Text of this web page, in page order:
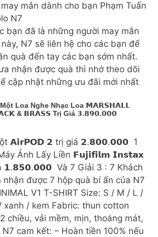
mắn dành cho bạn Phạm Tuấn
N7
bạn đã là những người may mắn
N7 sẽ liên hệ cho các bạn để
quà đến tay các bạn sớm nhất.
nhận được quà thì nhớ theo dõi
cập nhật những ưu đãi mới nhất
Một Loa Nghe Nhạc Loa 𝗠𝗔𝗥𝗦𝗛𝗔𝗟𝗟
& 𝗕𝗥𝗔𝗦𝗦 Trị Giá 𝟯.𝟴𝟵𝟬.𝟬𝟬𝟬
𝗔𝗶𝗿𝗣𝗢𝗗 𝟮 trị giá 𝟮.𝟴𝟬𝟬.𝟬𝟬𝟬 ️ 1
Ảnh Lấy Liền 𝗙𝘂𝗷𝗶𝗳𝗶𝗹𝗺 𝗜𝗻𝘀𝘁𝗮𝘅
𝟭.𝟴𝟱𝟬.𝟬𝟬𝟬 ️ Và 7 Giải 3 : 7 Khách
nhận được 7 hộp quà bí ấn của N7
V1 T-SHIRT Size: S / M / L /
xanh / kem Fabric: thun cotton
chiều, vải mềm, mịn, thoáng mát,
cam kết: – Hoàn tiền 100% nếu